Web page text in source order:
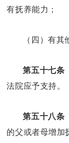
有抚养能力；
（四）有其
第五十七条
法院应予支持。
第五十八条
的父或者母增加